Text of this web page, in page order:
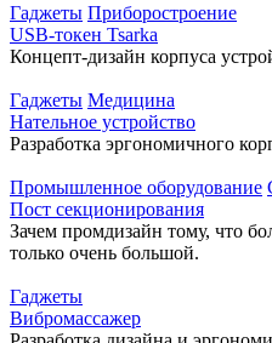
Гаджеты Приборостроение
USB-токен Tsarka
Концепт-дизайн корпуса
Гаджеты Медицина
Нательное устройство
Разработка эргономичного
Промышленное оборудование
Пост секционирования
Зачем промдизайн тому, что
только очень большой.
Гаджеты
Вибромассажер